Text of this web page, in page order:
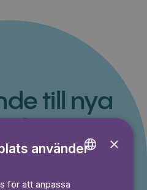
till nya
provperioden och kan
när som helst.
×
använder
för att anpassa